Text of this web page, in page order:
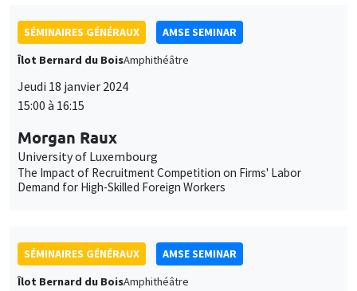
SÉMINAIRES GÉNÉRAUX
AMSE SEMINAR
Îlot Bernard du BoisAmphithéâtre
Jeudi 18 janvier 2024
15:00 à 16:15
Morgan Raux
University of Luxembourg
The Impact of Recruitment Competition on Firms' Labor
Demand for High-Skilled Foreign Workers
SÉMINAIRES GÉNÉRAUX
AMSE SEMINAR
Îlot Bernard du BoisAmphithéâtre